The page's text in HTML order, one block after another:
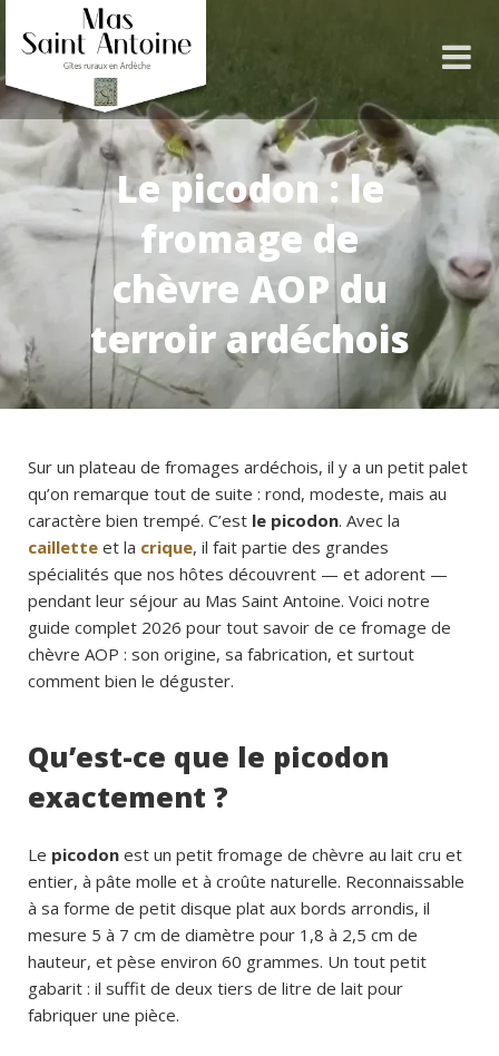
Le picodon : le
fromage de
chèvre AOP du
terroir ardéchois
Sur un plateau de fromages ardéchois, il y a un petit palet
qu’on remarque tout de suite : rond, modeste, mais au
caractère bien trempé. C’est le picodon. Avec la
caillette et la crique, il fait partie des grandes
spécialités que nos hôtes découvrent — et adorent —
pendant leur séjour au Mas Saint Antoine. Voici notre
guide complet 2026 pour tout savoir de ce fromage de
chèvre AOP : son origine, sa fabrication, et surtout
comment bien le déguster.
Qu’est-ce que le picodon
exactement ?
Le picodon est un petit fromage de chèvre au lait cru et
entier, à pâte molle et à croûte naturelle. Reconnaissable
à sa forme de petit disque plat aux bords arrondis, il
mesure 5 à 7 cm de diamètre pour 1,8 à 2,5 cm de
hauteur, et pèse environ 60 grammes. Un tout petit
gabarit : il suffit de deux tiers de litre de lait pour
fabriquer une pièce.